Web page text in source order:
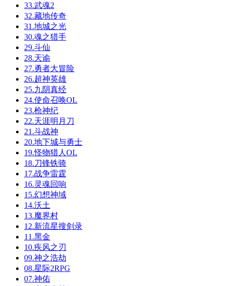
33.武魂2
32.藏地传奇
31.地城之光
30.魂之猎手
29.斗仙
28.天谕
27.勇者大冒险
26.超神英雄
25.九阴真经
24.使命召唤OL
23.枪神纪
22.天涯明月刀
21.斗战神
20.地下城与勇士
19.怪物猎人OL
18.刀锋铁骑
17.战争雷霆
16.灵魂回响
15.幻想神域
14.沃土
13.魔界村
12.新流星搜剑录
11.黑金
10.疾风之刃
09.神之浩劫
08.星际2RPG
07.神佑